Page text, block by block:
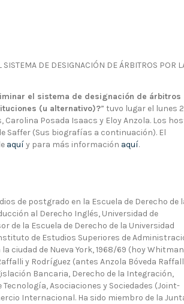
DE DESIGNACIÓN DE ÁRBITROS POR
el sistema de designación de árbitros
(u alternativo)?” tuvo lugar el lunes
Carolina Posada Isaacs y Eloy Anzola. Los
Saffer (Sus biografías a continuación). El
aquíy para más información aquí.
de postgrado en la Escuela de Derecho de
al Derecho Inglés, Universidad de
de la Escuela de Derecho de la Universidad
de Estudios Superiores de
ciudad de Nueva York, 1968/69 (hoy Whitman
y Rodríguez (antes Anzola Bóveda
Bancaria, Derecho de la Integración,
Asociaciones y Sociedades (Joint-
Internacional. Ha sido miembro de la